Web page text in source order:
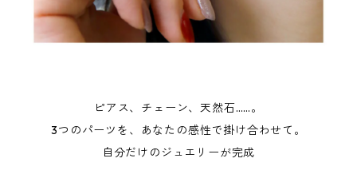
ピアス、チェーン、天然石……。
3つのパーツを、あなたの感性で掛け合わせて。
自分だけのジュエリーが完成